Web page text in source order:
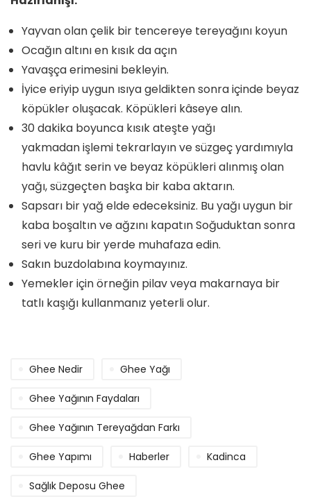
Yayvan olan çelik bir tencereye tereyağını koyun
Ocağın altını en kısık da açın
Yavaşça erimesini bekleyin.
İyice eriyip uygun ısıya geldikten sonra içinde beyaz
köpükler oluşacak. Köpükleri kâseye alın.
30 dakika boyunca kısık ateşte yağı
yakmadan işlemi tekrarlayın ve süzgeç yardımıyla
havlu kâğıt serin ve beyaz köpükleri alınmış olan
yağı, süzgeçten başka bir kaba aktarın.
Sapsarı bir yağ elde edeceksiniz. Bu yağı uygun bir
kaba boşaltın ve ağzını kapatın Soğuduktan sonra
seri ve kuru bir yerde muhafaza edin.
Sakın buzdolabına koymayınız.
Yemekler için örneğin pilav veya makarnaya bir
tatlı kaşığı kullanmanız yeterli olur.
Ghee Nedir Ghee Yağı
Ghee Yağının Faydaları
Ghee Yağının Tereyağdan Farkı
Ghee Yapımı Haberler Kadinca
Sağlık Deposu Ghee